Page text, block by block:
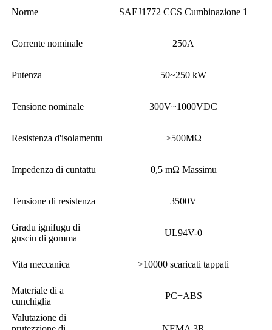
Norme SAEJ1772 CCS Cumbinazione 1
Corrente nominale 250A
Putenza 50~250 kW
Tensione nominale 300V~1000VDC
Resistenza d'isolamentu >500MΩ
Impedenza di cuntattu 0,5 mΩ Massimu
Tensione di resistenza 3500V
Gradu ignifugu di
gusciu di gomma
UL94V-0
Vita meccanica >10000 scaricati tappati
Materiale di a
cunchiglia
PC+ABS
Valutazione di